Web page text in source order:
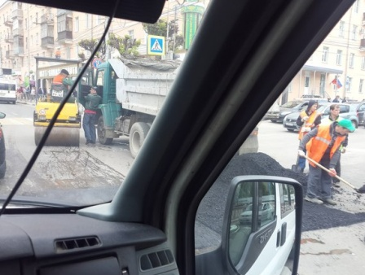
Перейти к основному содержанию